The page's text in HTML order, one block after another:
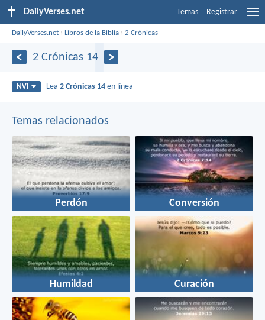
DailyVerses.net Temas Registrar
DailyVerses.net ›Libros de la Biblia ›2 Crónicas
2 Crónicas 14
NVI Lea2 Crónicas 14 en línea
Temas relacionados
Perdón Conversión
Humildad Curación